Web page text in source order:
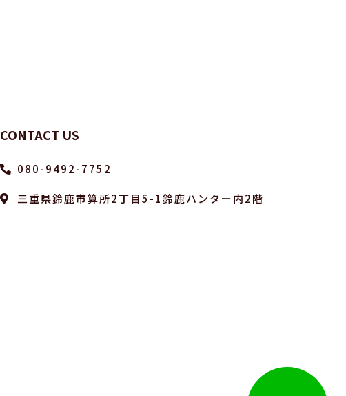
CONTACT US
080-9492-7752
三重県鈴鹿市算所2丁目5-1鈴鹿ハンター内2階